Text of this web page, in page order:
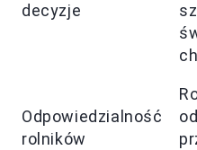
decyzje
Odpowiedzialność
rolników